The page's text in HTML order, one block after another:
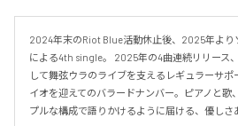
2024年末のRiot Blue活動休止後、2025年より
による4th single。 2025年の4曲連続リリース
して舞弦ウラのライブを支えるレギュラーサ
イオを迎えてのバラードナンバー。ピアノと歌
プルな構成で語りかけるように届ける、優しさ